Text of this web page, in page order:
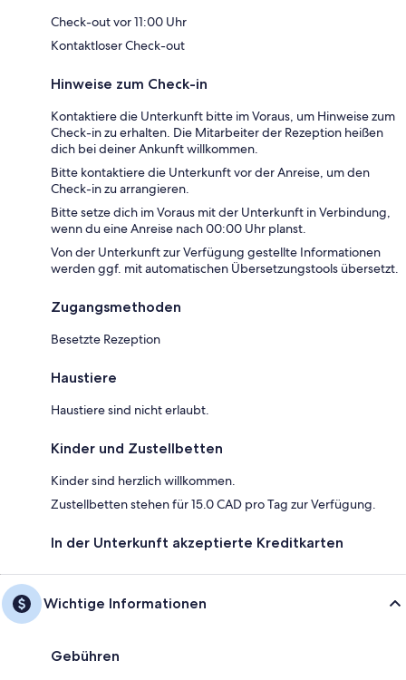
Check-out vor 11:00 Uhr
Kontaktloser Check-out
Hinweise zum Check-in
Kontaktiere die Unterkunft bitte im Voraus, um Hinweise zum
Check-in zu erhalten. Die Mitarbeiter der Rezeption heißen
dich bei deiner Ankunft willkommen.
Bitte kontaktiere die Unterkunft vor der Anreise, um den
Check-in zu arrangieren.
Bitte setze dich im Voraus mit der Unterkunft in Verbindung,
wenn du eine Anreise nach 00:00 Uhr planst.
Von der Unterkunft zur Verfügung gestellte Informationen
werden ggf. mit automatischen Übersetzungstools übersetzt.
Zugangsmethoden
Besetzte Rezeption
Haustiere
Haustiere sind nicht erlaubt.
Kinder und Zustellbetten
Kinder sind herzlich willkommen.
Zustellbetten stehen für 15.0 CAD pro Tag zur Verfügung.
In der Unterkunft akzeptierte Kreditkarten
Wichtige Informationen
Gebühren